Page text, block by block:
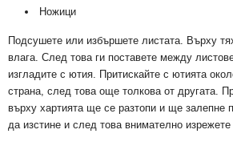
Ножици
Подсушете или избършете листата. Върху
влага. След това ги поставете между
изгладите с ютия. Притискайте с ютията
страна, след това още толкова от другата.
върху хартията ще се разтопи и ще залепне
да изстине и след това внимателно изрежете